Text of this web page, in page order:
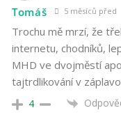
Tomáš 5 měsíců před
Trochu mě mrzí, že
internetu, chodníků,
MHD ve dvojměstí
tajtrdlikování v
4